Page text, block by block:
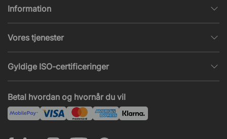
Information
Salgs- & Leveringsbetingelser
Populære sider
Nieuws en artikelen
Vores tjenester
Kontormøbler tilbud
Montering
Betal hvordan og hvornår du vil
Gyldige ISO-certificeringer
ISO 14001
ISO 45001